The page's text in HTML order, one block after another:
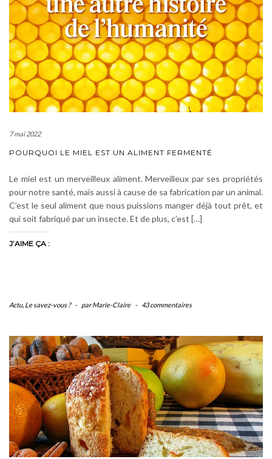
7 mai 2022
POURQUOI LE MIEL EST UN ALIMENT FERMENTÉ
Le miel est un merveilleux aliment. Merveilleux par ses propriétés
pour notre santé, mais aussi à cause de sa fabrication par un animal.
C’est le seul aliment que nous puissions manger déjà tout prêt, et
qui soit fabriqué par un insecte. Et de plus, c’est […]
J’AIME ÇA :
Actu, Le savez-vous ? - par Marie-Claire - 43 commentaires